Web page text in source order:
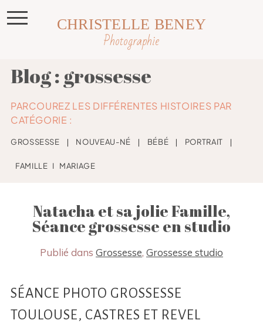
Photographie
CHRISTELLE BENEY
Blog : grossesse
PARCOUREZ LES DIFFÉRENTES HISTOIRES PAR
CATÉGORIE :
GROSSESSE ❘ NOUVEAU-NÉ ❘ BÉBÉ ❘ PORTRAIT ❘
FAMILLE I MARIAGE
Natacha et sa jolie Famille,
Séance grossesse en studio
Publié dans Grossesse, Grossesse studio
SÉANCE PHOTO GROSSESSE
TOULOUSE, CASTRES ET REVEL